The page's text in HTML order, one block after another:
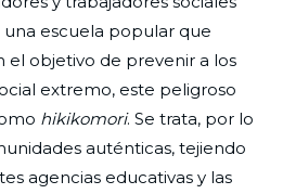
escuela popular que
el objetivo de prevenir a los
extremo, este peligroso
hikikomori. Se trata, por lo
auténticas, tejiendo
agencias educativas y las